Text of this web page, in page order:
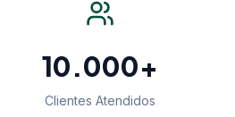
10.000+
Clientes Atendidos